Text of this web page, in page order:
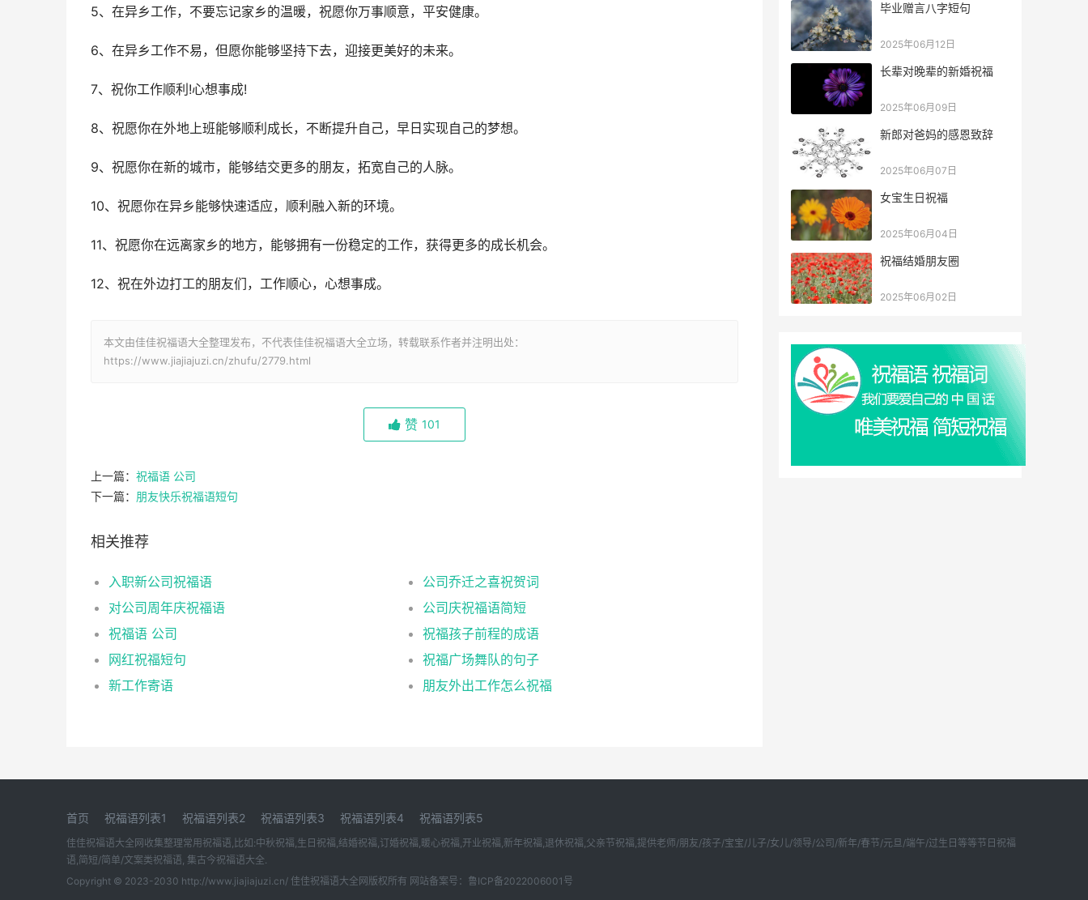
5、在异乡工作，不要忘记家乡的温暖，祝愿你万事顺意，平安健康。
6、在异乡工作不易，但愿你能够坚持下去，迎接更美好的未来。
7、祝你工作顺利!心想事成!
8、祝愿你在外地上班能够顺利成长，不断提升自己，早日实现自己的梦想。
9、祝愿你在新的城市，能够结交更多的朋友，拓宽自己的人脉。
10、祝愿你在异乡能够快速适应，顺利融入新的环境。
11、祝愿你在远离家乡的地方，能够拥有一份稳定的工作，获得更多的成长机会。
12、祝在外边打工的朋友们，工作顺心，心想事成。
本文由佳佳祝福语大全整理发布，不代表佳佳祝福语大全立场，转载联系作者并注明出处：
https://www.jiajiajuzi.cn/zhufu/2779.html
赞 101
上一篇： 祝福语 公司
下一篇： 朋友快乐祝福语短句
相关推荐
入职新公司祝福语
公司乔迁之喜祝贺词
对公司周年庆祝福语
公司庆祝福语简短
祝福语 公司
祝福孩子前程的成语
网红祝福短句
祝福广场舞队的句子
新工作寄语
朋友外出工作怎么祝福
毕业赠言八字短句
2025年06月12日
长辈对晚辈的新婚祝福
2025年06月09日
新郎对爸妈的感恩致辞
2025年06月07日
女宝生日祝福
2025年06月04日
祝福结婚朋友圈
2025年06月02日
首页 祝福语列表1 祝福语列表2 祝福语列表3 祝福语列表4 祝福语列表5
佳佳祝福语大全网收集整理常用祝福语,比如:中秋祝福,生日祝福,结婚祝福,订婚祝福,暖心祝福,开业祝福,新年祝福,退休祝福,父亲节祝福,提供老师/朋友/孩子/宝宝/儿子/女儿/领导/公司/新年/春节/元旦/端午/过生日等等节日祝福
语,简短/简单/文案类祝福语, 集古今祝福语大全.
Copyright © 2023-2030 http://www.jiajiajuzi.cn/ 佳佳祝福语大全网版权所有 网站备案号：鲁ICP备2022006001号